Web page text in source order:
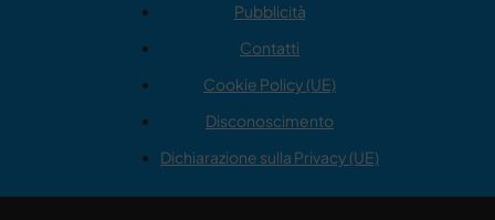
Pubblicità
Contatti
Cookie Policy (UE)
Disconoscimento
Dichiarazione sulla Privacy (UE)